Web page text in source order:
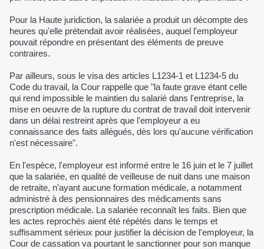
Pour la Haute juridiction, la salariée a produit un décompte des
heures qu'elle prétendait avoir réalisées, auquel l'employeur
pouvait répondre en présentant des éléments de preuve
contraires.
Par ailleurs, sous le visa des articles L1234-1 et L1234-5 du
Code du travail, la Cour rappelle que "la faute grave étant celle
qui rend impossible le maintien du salarié dans l'entreprise, la
mise en oeuvre de la rupture du contrat de travail doit intervenir
dans un délai restreint après que l'employeur a eu
connaissance des faits allégués, dès lors qu'aucune vérification
n'est nécessaire".
En l'espèce, l'employeur est informé entre le 16 juin et le 7 juillet
que la salariée, en qualité de veilleuse de nuit dans une maison
de retraite, n'ayant aucune formation médicale, a notamment
administré à des pensionnaires des médicaments sans
prescription médicale. La salariée reconnaît les faits. Bien que
les actes reprochés aient été répétés dans le temps et
suffisamment sérieux pour justifier la décision de l'employeur, la
Cour de cassation va pourtant le sanctionner pour son manque